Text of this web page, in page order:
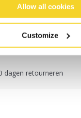
Allow all cookies
Customize
die op werkdagen
worden
voor orders
dagen retourneren